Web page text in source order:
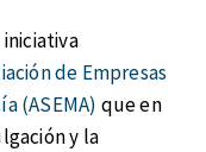
de Empresas
(ASEMA) que en
y la